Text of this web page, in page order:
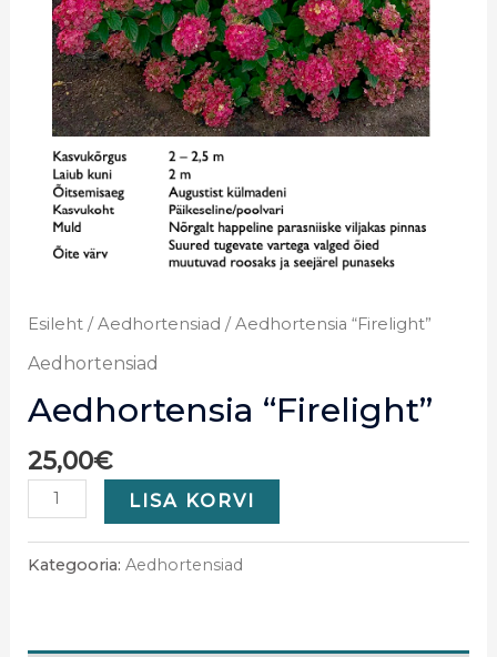
Esileht/ Aedhortensiad / Aedhortensia “Firelight”
Aedhortensiad
Aedhortensia “Firelight”
25,00€
LISA KORVI
Kategooria: Aedhortensiad